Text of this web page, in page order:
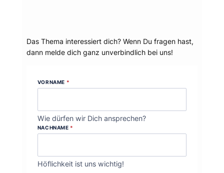
Das Thema interessiert dich? Wenn Du fragen hast,
dann melde dich ganz unverbindlich bei uns!
VORNAME *
Wie dürfen wir Dich ansprechen?
NACHNAME *
Höflichkeit ist uns wichtig!